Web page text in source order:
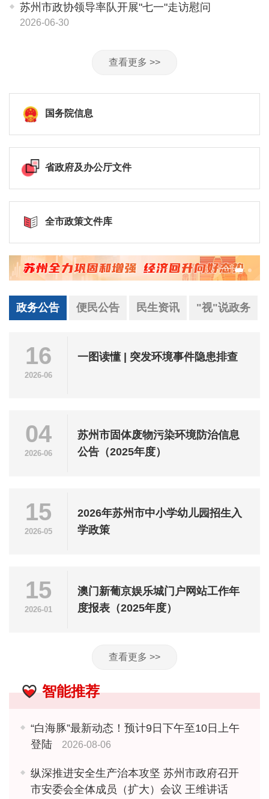
苏州市政协领导率队开展"七一"走访慰问
2026-06-30
查看更多 >>
国务院信息
省政府及办公厅文件
全市政策文件库
政务公告 便民公告 民生资讯 "视"说政务
16
2026-06
一图读懂 | 突发环境事件隐患排查
04
2026-06
苏州市固体废物污染环境防治信息
公告（2025年度）
15
2026-05
2026年苏州市中小学幼儿园招生入
学政策
15
2026-01
澳门新葡京娱乐城门户网站工作年
度报表（2025年度）
查看更多 >>
智能推荐
“白海豚”最新动态！预计9日下午至10日上午
登陆
2026-08-06
纵深推进安全生产治本攻坚 苏州市政府召开
市安委会全体成员（扩大）会议 王维讲话